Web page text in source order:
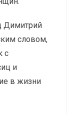
Димитрий
словом,
с
и
в жизни